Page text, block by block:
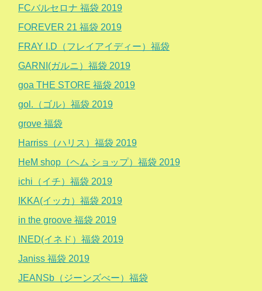
FCバルセロナ 福袋 2019
FOREVER 21 福袋 2019
FRAY I.D（フレイアイディー）福袋
GARNI(ガルニ）福袋 2019
goa THE STORE 福袋 2019
gol.（ゴル）福袋 2019
grove 福袋
Harriss（ハリス）福袋 2019
HeM shop（ヘム ショップ）福袋 2019
ichi（イチ）福袋 2019
IKKA(イッカ）福袋 2019
in the groove 福袋 2019
INED(イネド）福袋 2019
Janiss 福袋 2019
JEANSb（ジーンズべー）福袋